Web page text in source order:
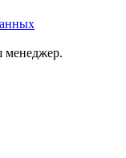
менеджер.